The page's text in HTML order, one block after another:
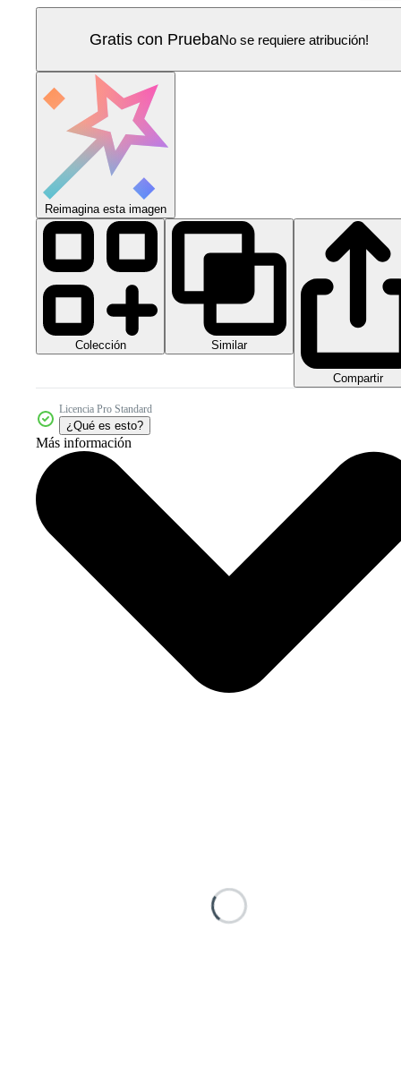
Gratis con PruebaNo se requiere atribución!
Reimagina esta imagen
Colección Similar
Compartir
Licencia Pro Standard
¿Qué es esto?
Más información